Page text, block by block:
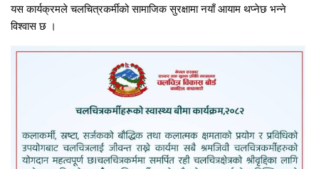
यस कार्यक्रमले चलचित्रकर्मीको सामाजिक सुरक्षामा नयाँ आयाम थप्नेछ भन्ने
विश्वास छ ।